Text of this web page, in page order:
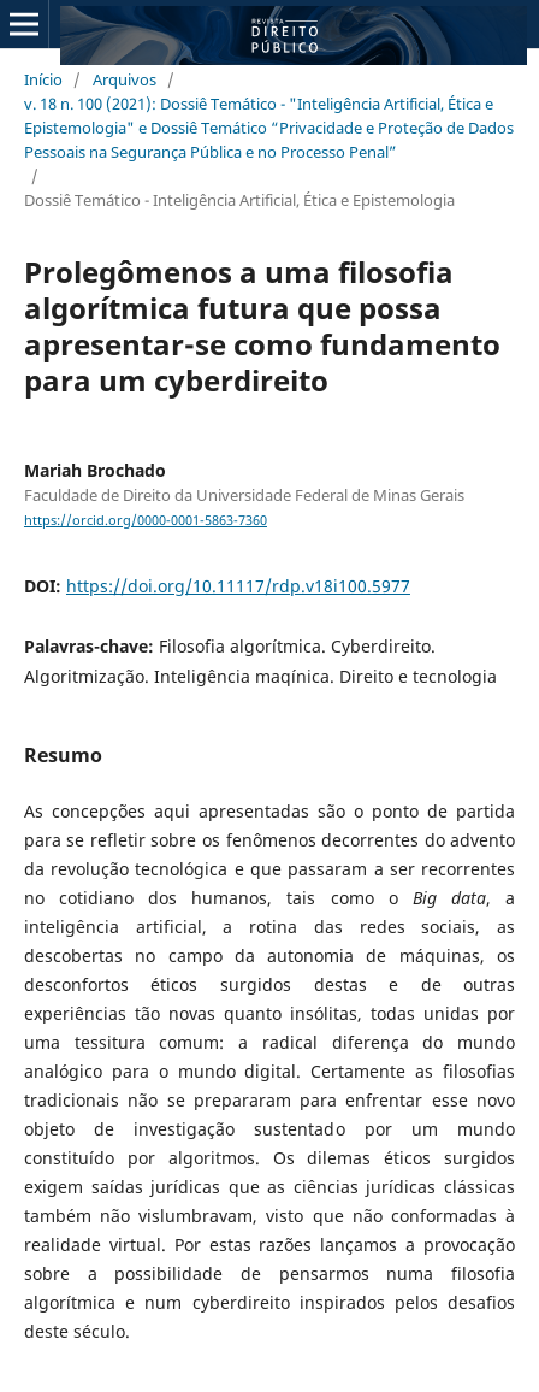
Início / Arquivos /
v. 18 n. 100 (2021): Dossiê Temático - "Inteligência Artificial, Ética e
Epistemologia" e Dossiê Temático “Privacidade e Proteção de Dados
Pessoais na Segurança Pública e no Processo Penal”
/
Dossiê Temático - Inteligência Artificial, Ética e Epistemologia
Prolegômenos a uma filosofia
algorítmica futura que possa
apresentar-se como fundamento
para um cyberdireito
Mariah Brochado
Faculdade de Direito da Universidade Federal de Minas Gerais
https://orcid.org/0000-0001-5863-7360
DOI: https://doi.org/10.11117/rdp.v18i100.5977
Palavras-chave: Filosofia algorítmica. Cyberdireito.
Algoritmização. Inteligência maqínica. Direito e tecnologia
Resumo
As concepções aqui apresentadas são o ponto de partida
para se refletir sobre os fenômenos decorrentes do advento
da revolução tecnológica e que passaram a ser recorrentes
no cotidiano dos humanos, tais como o Big data, a
inteligência artificial, a rotina das redes sociais, as
descobertas no campo da autonomia de máquinas, os
desconfortos éticos surgidos destas e de outras
experiências tão novas quanto insólitas, todas unidas por
uma tessitura comum: a radical diferença do mundo
analógico para o mundo digital. Certamente as filosofias
tradicionais não se prepararam para enfrentar esse novo
objeto de investigação sustentado por um mundo
constituído por algoritmos. Os dilemas éticos surgidos
exigem saídas jurídicas que as ciências jurídicas clássicas
também não vislumbravam, visto que não conformadas à
realidade virtual. Por estas razões lançamos a provocação
sobre a possibilidade de pensarmos numa filosofia
algorítmica e num cyberdireito inspirados pelos desafios
deste século.